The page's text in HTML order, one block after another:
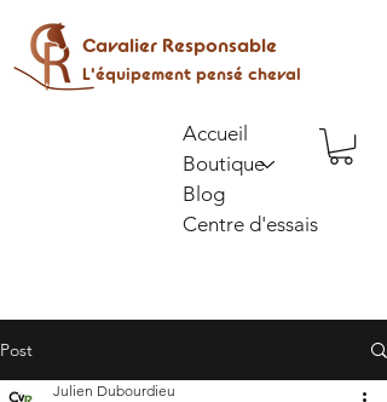
Cavalier Responsable
L'équipement pensé cheval
Accueil
Boutique
Blog
Centre d'essais
Post
Julien Dubourdieu